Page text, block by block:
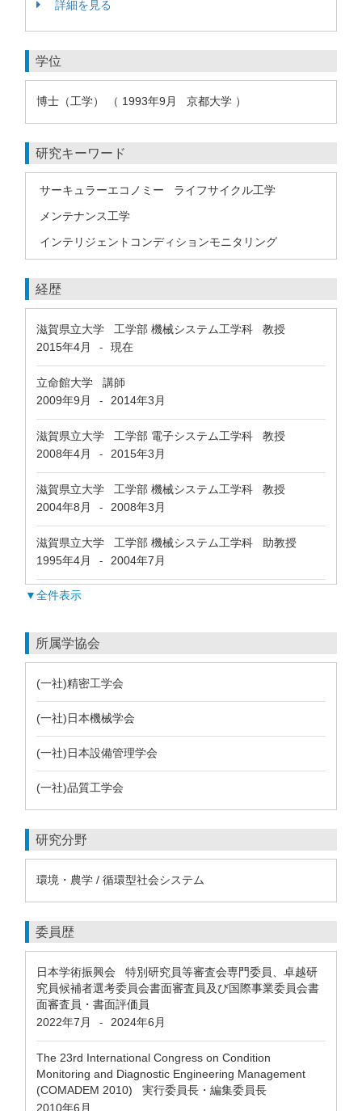
詳細を見る
学位
博士（工学） （ 1993年9月 京都大学 ）
研究キーワード
サーキュラーエコノミー
ライフサイクル工学
メンテナンス工学
インテリジェントコンディションモニタリング
経歴
滋賀県立大学 工学部 機械システム工学科 教授
2015年4月
- 現在
立命館大学 講師
2009年9月
- 2014年3月
滋賀県立大学 工学部 電子システム工学科 教授
2008年4月
- 2015年3月
滋賀県立大学 工学部 機械システム工学科 教授
2004年8月
- 2008年3月
滋賀県立大学 工学部 機械システム工学科 助教授
1995年4月
- 2004年7月
▼全件表示
所属学協会
(一社)精密工学会
(一社)日本機械学会
(一社)日本設備管理学会
(一社)品質工学会
研究分野
環境・農学 / 循環型社会システム
委員歴
日本学術振興会 特別研究員等審査会専門委員、卓越研
究員候補者選考委員会書面審査員及び国際事業委員会書
面審査員・書面評価員
2022年7月
- 2024年6月
The 23rd International Congress on Condition
Monitoring and Diagnostic Engineering Management
(COMADEM 2010) 実行委員長・編集委員長
2010年6月